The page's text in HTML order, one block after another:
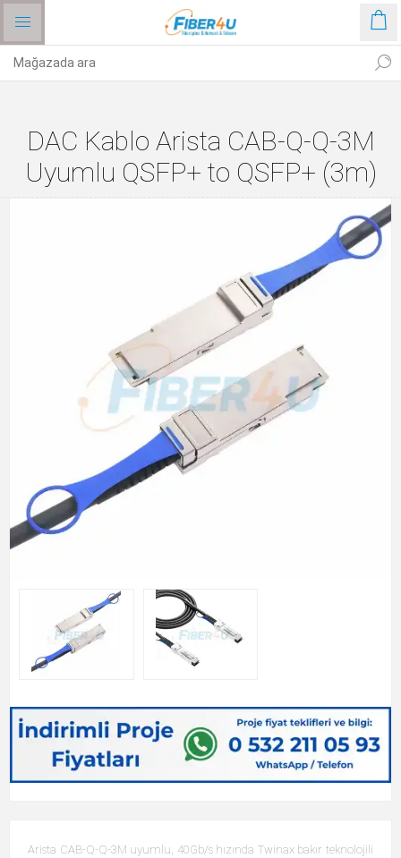
DAC Kablo Arista CAB-Q-Q-3M
Uyumlu QSFP+ to QSFP+ (3m)
Arista CAB-Q-Q-3M uyumlu, 40Gb/s hızında Twinax bakır teknolojili